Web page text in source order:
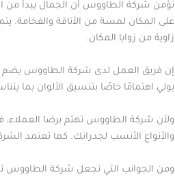
تؤمن شركة الطاووس أن الجمال يبدأ من
على المكان لمسة من الأناقة والفخامة.
زاوية من زوايا المكان.
إن فريق العمل لدى شركة الطاووس يضم
يولي اهتمامًا خاصًا بتنسيق الألوان بما
ولأن شركة الطاووس تهتم برضا
والأنواع الأنسب لجدرانك. كما تعتمد
ومن الجوانب التي تجعل شركة الطاووس